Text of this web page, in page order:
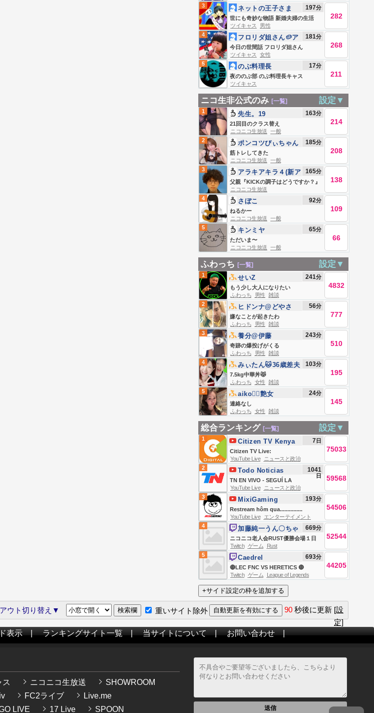
3
世にも奇妙な物語 新婚夫婦の生活
ネットの王子さま
(笑)
197分
282
ツイキャス
男性
4
今日の世間話 フロリダ姐さん
フロリダ姐さん🥔ア
メリカンばばあ
181分
268
ツイキャス
女性
5
夜ののぶ部 のぶ料理長キャス
のぶ料理長 17分
211
ツイキャス
ニコ生非公式のみ [一覧] 設定▼
1
21回目のクラス替え
先生。19 163分
214
ニコニコ生放送 一般
2
筋トレしてきた
ポンコツびぃちゃん
(無敵)
185分
208
ニコニコ生放送 一般
3
父親『KICKの調子はどうですか？』
アラキアキラ４(新ア
カウント)
165分
138
ニコニコ生放送
4
ねるかー
さぼこ 92分
109
ニコニコ生放送 一般
5
ただいま〜
キンミヤ 65分
66
ニコニコ生放送 一般
ふわっち [一覧] 設定▼
1
もう少し大人になりたい
せいZ 241分
4832
ふわっち 男性 雑談
2
嫌なことが起きたわ
ヒドンナ@どやさ 56分
777
ふわっち 男性 雑談
3
奇跡の爆投げがくる
養分@伊藤 243分
510
ふわっち 男性 雑談
4
7.5kg中華丼😾
みぃたん🐱36歳差夫
婦の大食い嫁
103分
195
ふわっち 女性 雑談
5
連絡なし
aiko❤️‍🔥艶女 24分
145
ふわっち 女性 雑談
総合ランキング [一覧] 設定▼
1
Citizen TV Live:
Citizen TV Kenya 7日
75033
YouTube Live
ニュースと政治
2
TN EN VIVO - SEGUÍ LA
TRANSMISIÓN EN VIVO DE TODO
NOTICIAS
Todo Noticias 1041
日 59568
YouTube Live
ニュースと政治
3
Restream hôm qua...............
MixiGaming 193分
54506
YouTube Live
エンターテイメント
4
ニコニコ老人会RUST優勝会場１日
目
加藤純一うん〇ちゃ
ん
669分
52544
Twitch ゲーム
Rust
5
🔴LEC FNC VS HERETICS 🔴
Caedrel 693分
44205
Twitch ゲーム League of Legends
ウト切り替え▼ 重いサイト除外 90 秒後に更新 [設
定]
表示|ランキングサイト一覧|当サイトについて|お問い合わせ|
ス ニコニコ生放送
SHOWROOM
FC2ライブ
Live.me
LIVE 17 Live SPOON 送信